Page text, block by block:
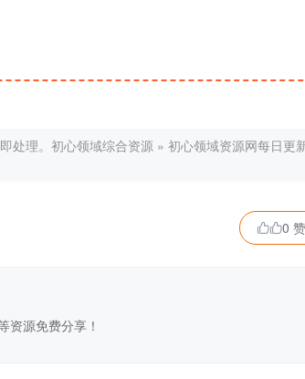
处理。 初心领域综合资源 » 初心领域资源网每日更
0 赞
资源免费分享！